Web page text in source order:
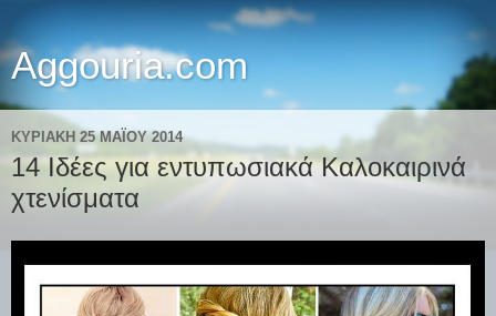
Aggouria.com
ΚΥΡΙΑΚΉ 25 ΜΑΪ́ΟΥ 2014
14 Ιδέες για εντυπωσιακά Καλοκαιρινά
χτενίσματα